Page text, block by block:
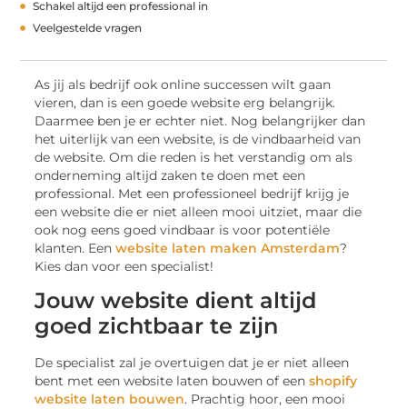
Schakel altijd een professional in
Veelgestelde vragen
As jij als bedrijf ook online successen wilt gaan
vieren, dan is een goede website erg belangrijk.
Daarmee ben je er echter niet. Nog belangrijker dan
het uiterlijk van een website, is de vindbaarheid van
de website. Om die reden is het verstandig om als
onderneming altijd zaken te doen met een
professional. Met een professioneel bedrijf krijg je
een website die er niet alleen mooi uitziet, maar die
ook nog eens goed vindbaar is voor potentiële
klanten. Eenwebsite laten maken Amsterdam?
Kies dan voor een specialist!
Jouw website dient altijd
goed zichtbaar te zijn
De specialist zal je overtuigen dat je er niet alleen
bent met een website laten bouwen of eenshopify
website laten bouwen. Prachtig hoor, een mooi